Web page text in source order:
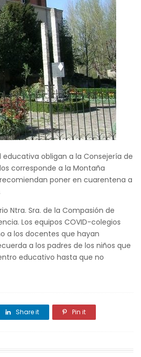
obligan a la Consejería de
corresponde a la Montaña
poner en cuarentena a
Ntra. Sra. de la Compasión de
Los equipos COVID-colegios
a los docentes que hayan
a los padres de los niños que
educativo hasta que no
Share it Pin it